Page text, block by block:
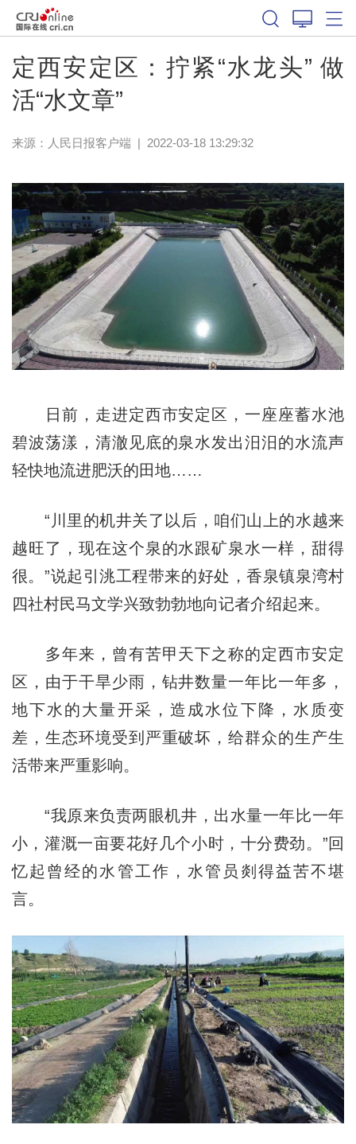
定西安定区：拧紧“水龙头” 做
活“水文章”
来源： 人民日报客户端 | 2022-03-18 13:29:32
日前，走进定西市安定区，一座座蓄水池
碧波荡漾，清澈见底的泉水发出汨汨的水流声
轻快地流进肥沃的田地……
“川里的机井关了以后，咱们山上的水越来
越旺了，现在这个泉的水跟矿泉水一样，甜得
很。”说起引洮工程带来的好处，香泉镇泉湾村
四社村民马文学兴致勃勃地向记者介绍起来。
多年来，曾有苦甲天下之称的定西市安定
区，由于干旱少雨，钻井数量一年比一年多，
地下水的大量开采，造成水位下降，水质变
差，生态环境受到严重破坏，给群众的生产生
活带来严重影响。
“我原来负责两眼机井，出水量一年比一年
小，灌溉一亩要花好几个小时，十分费劲。”回
忆起曾经的水管工作，水管员剡得益苦不堪
言。